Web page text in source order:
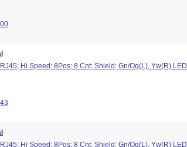
Hi Speed; 8Pos; 8 Cnt; Shield; Gn/Og(L), Yw(R) LED
Hi Speed; 8Pos; 8 Cnt; Shield; Gn/Og(L), Yw(R) LED